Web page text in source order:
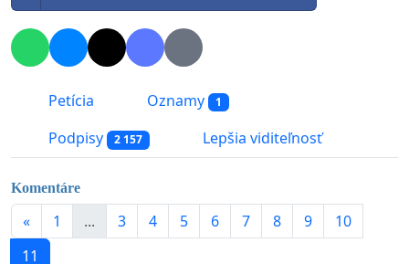
Petícia Oznamy 1
Podpisy 2 157 Lepšia viditeľnosť
Komentáre
« 1 ... 3 4 5 6 7 8 9
10
11